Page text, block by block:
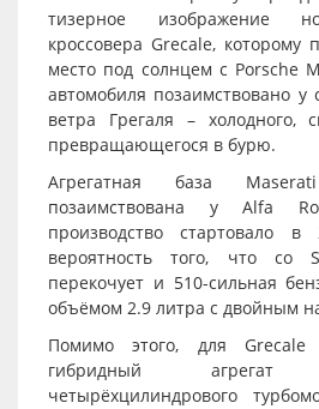
тизерное изображение
кроссовера Grecale, которому
место под солнцем с Porsche
автомобиля позаимствовано у
ветра Грегаля – холодного,
превращающегося в бурю.
Агрегатная база
позаимствована у Alfa
производство стартовало
вероятность того, что со
перекочует и 510-сильная
объёмом 2.9 литра с двойным
Помимо этого, для Grecale
гибридный
четырёхцилиндрового